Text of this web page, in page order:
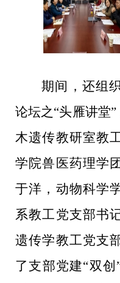
期间，还组
论坛之“头雁讲堂”
木遗传教研室教
学院兽医药理学
于洋，动物科学
系教工党支部书
遗传学教工党支
了支部党建“双